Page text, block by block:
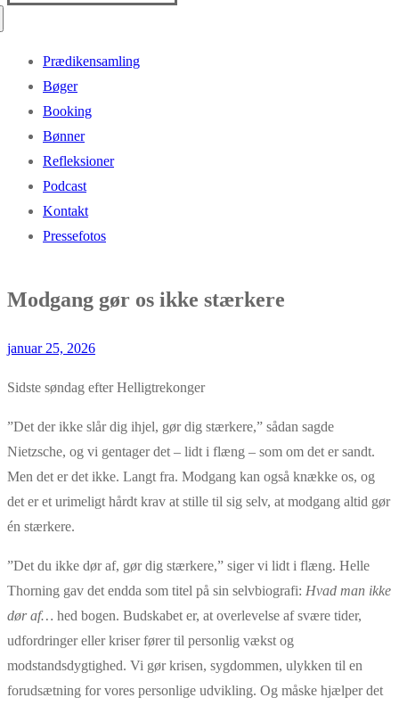
Prædikensamling
Bøger
Booking
Bønner
Refleksioner
Podcast
Kontakt
Pressefotos
Modgang gør os ikke stærkere
januar 25, 2026
Sidste søndag efter Helligtrekonger
”Det der ikke slår dig ihjel, gør dig stærkere,” sådan sagde
Nietzsche, og vi gentager det – lidt i flæng – som om det er sandt.
Men det er det ikke. Langt fra. Modgang kan også knække os, og
det er et urimeligt hårdt krav at stille til sig selv, at modgang altid gør
én stærkere.
”Det du ikke dør af, gør dig stærkere,” siger vi lidt i flæng. Helle
Thorning gav det endda som titel på sin selvbiografi: Hvad man ikke
dør af… hed bogen. Budskabet er, at overlevelse af svære tider,
udfordringer eller kriser fører til personlig vækst og
modstandsdygtighed. Vi gør krisen, sygdommen, ulykken til en
forudsætning for vores personlige udvikling. Og måske hjælper det